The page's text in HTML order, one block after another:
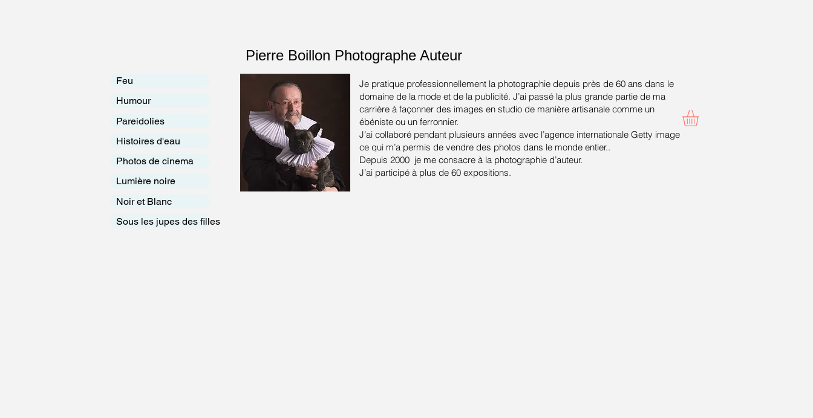
Pierre Boillon Photographe Auteur
Feu
Humour
Pareidolies
Histoires d'eau
Photos de cinema
Lumière noire
Noir et Blanc
Sous les jupes des filles
Je pratique professionnellement la photographie depuis près de 60 ans dans le
domaine de la mode et de la publicité. J’ai passé la plus grande partie de ma
carrière à façonner des images en studio de manière artisanale comme un
ébéniste ou un ferronnier.
J’ai collaboré pendant plusieurs années avec l’agence internationale Getty image
ce qui m’a permis de vendre des photos dans le monde entier..
Depuis 2000 je me consacre à la photographie d’auteur.
J’ai participé à plus de 60 expositions.